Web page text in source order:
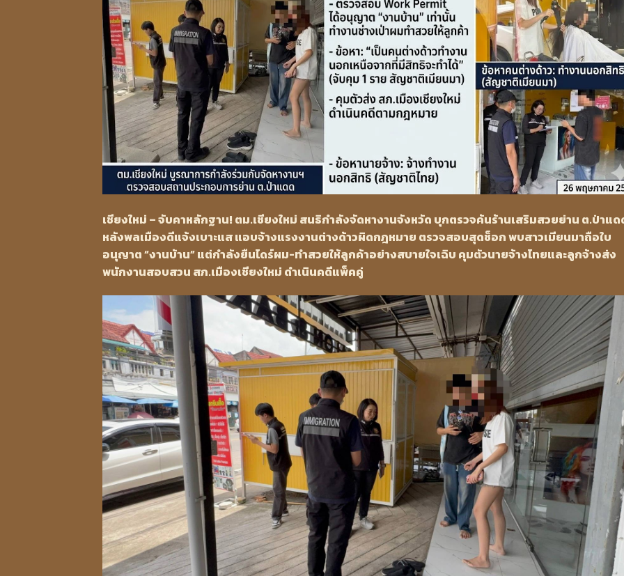
เชียงใหม่ – จับคาหลักฐาน! ตม.เชียงใหม่ สนธิกำลังจัดหางานจังหวัด บุกตรวจค้นร้านเสริมสวยย่าน ต.ป่าแ
หลังพลเมืองดีแจ้งเบาะแส แอบจ้างแรงงานต่างด้าวผิดกฎหมาย ตรวจสอบสุดช็อก พบสาวเมียนมาถือใบ
อนุญาต “งานบ้าน” แต่กำลังยืนไดร์ผม-ทำสวยให้ลูกค้าอย่างสบายใจเฉิบ คุมตัวนายจ้างไทยและลูกจ้างส่ง
พนักงานสอบสวน สภ.เมืองเชียงใหม่ ดำเนินคดีแพ็คคู่